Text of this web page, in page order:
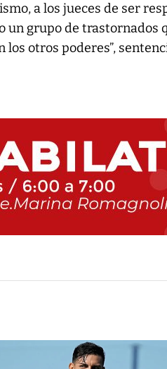
a los jueces de ser
un grupo de trastornados
los otros poderes”,